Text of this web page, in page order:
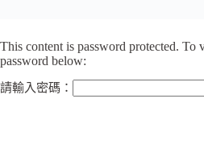
This content is password protected. To
password below:
請輸入密碼：